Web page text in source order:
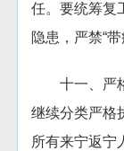
任。要统筹复
隐患，严禁“带
十一、严格
继续分类严格
所有来宁返宁